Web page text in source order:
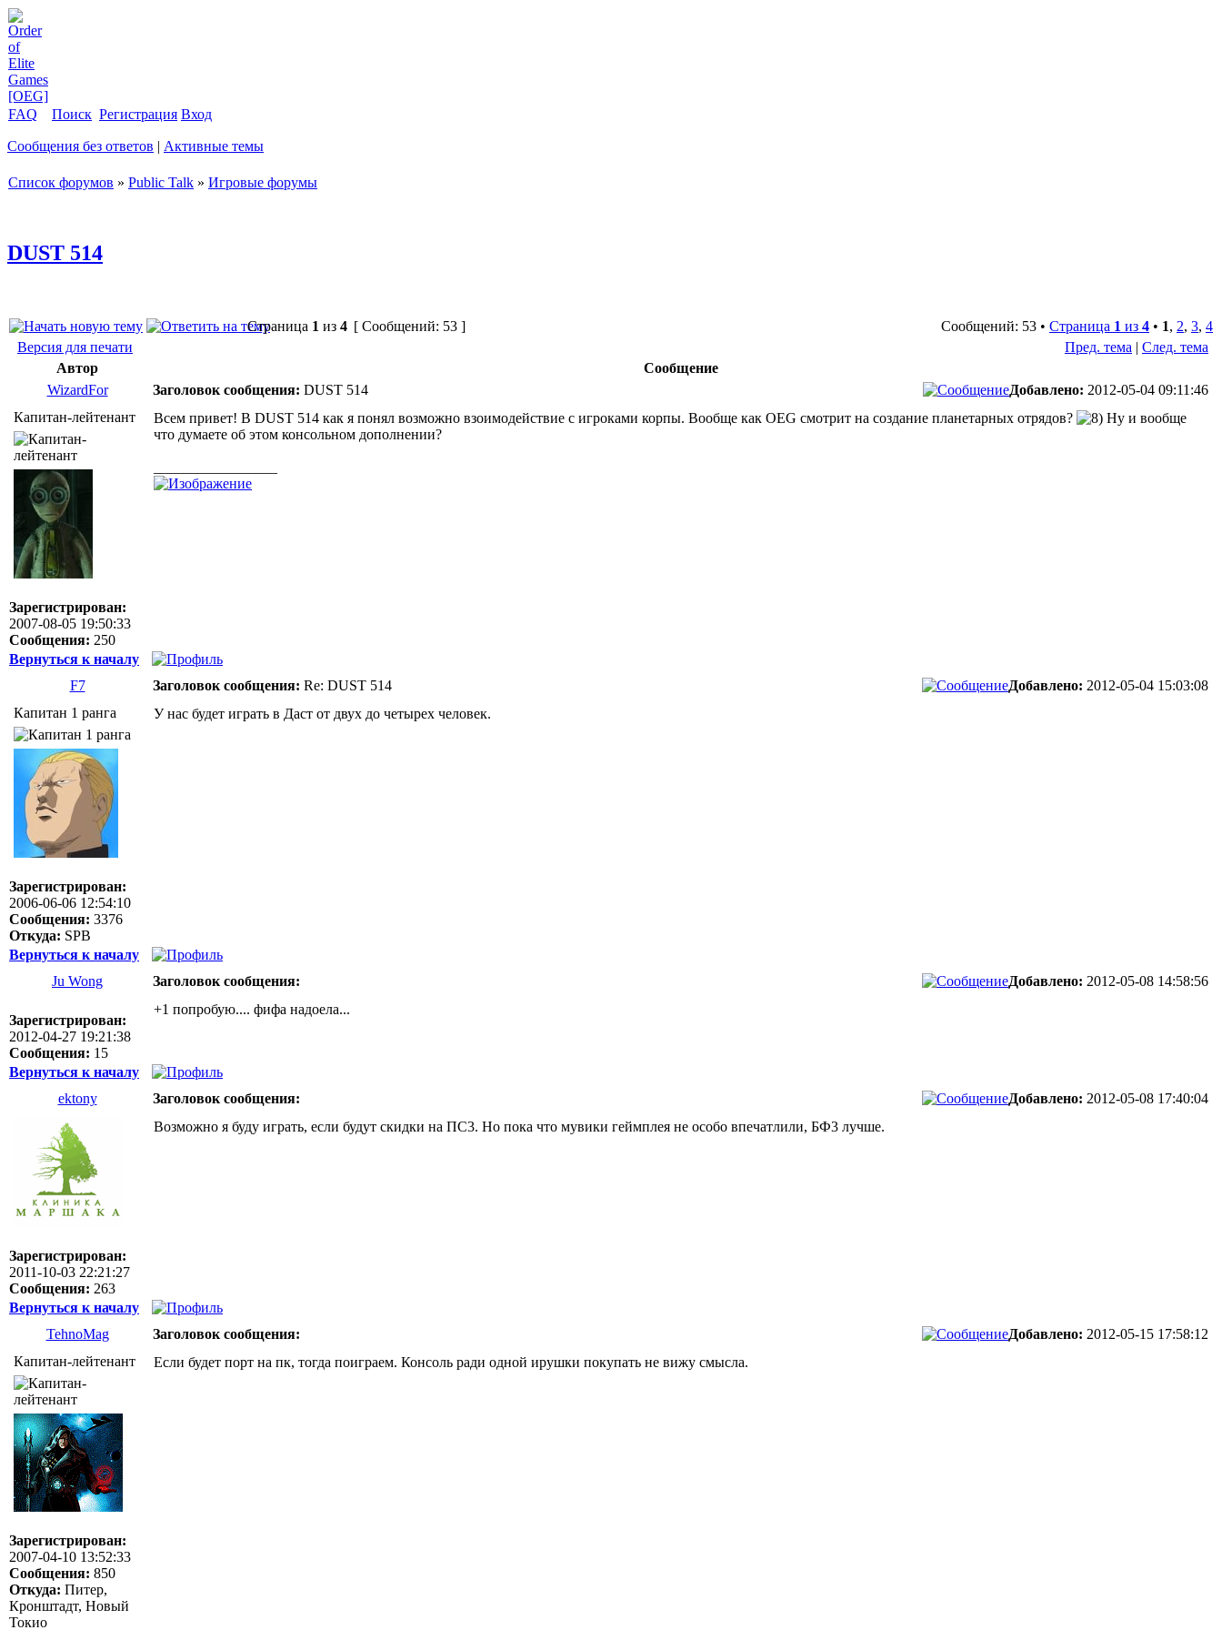
FAQ Поиск Регистрация Вход
Сообщения без ответов | Активные темы
Список форумов » Public Talk » Игровые форумы
DUST 514
Страница 1 из 4 [ Сообщений: 53 ] Сообщений: 53 • Страница 1 из 4 • 1, 2, 3, 4
Версия для печати
Пред. тема | След. тема
Автор
Сообщение
WizardFor
Заголовок сообщения: DUST 514 Добавлено: 2012-05-04 09:11:46
Капитан-лейтенант
Зарегистрирован:
2007-08-05 19:50:33
Сообщения: 250
Всем привет! В DUST 514 как я понял возможно взоимодействие с игроками корпы. Вообще как OEG смотрит на создание планетарных отрядов?
Ну и вообще
что думаете об этом консольном дополнении?
Вернуться к началу
F7
Заголовок сообщения: Re: DUST 514 Добавлено: 2012-05-04 15:03:08
Капитан 1 ранга
Зарегистрирован:
2006-06-06 12:54:10
Сообщения: 3376
Откуда: SPB
У нас будет играть в Даст от двух до четырех человек.
Вернуться к началу
Ju Wong
Заголовок сообщения: Добавлено: 2012-05-08 14:58:56
Зарегистрирован:
2012-04-27 19:21:38
Сообщения: 15
+1 попробую.... фифа надоела...
Вернуться к началу
ektony
Заголовок сообщения: Добавлено: 2012-05-08 17:40:04
Зарегистрирован:
2011-10-03 22:21:27
Сообщения: 263
Возможно я буду играть, если будут скидки на ПС3. Но пока что мувики геймплея не особо впечатлили, БФ3 лучше.
Вернуться к началу
TehnoMag
Заголовок сообщения: Добавлено: 2012-05-15 17:58:12
Капитан-лейтенант
Зарегистрирован:
2007-04-10 13:52:33
Сообщения: 850
Откуда: Питер,
Кронштадт, Новый
Токио
Если будет порт на пк, тогда поиграем. Консоль ради одной ирушки покупать не вижу смысла.